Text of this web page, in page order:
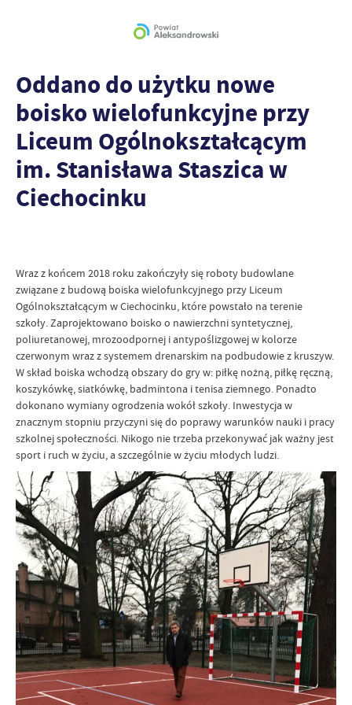
Oddano do użytku nowe
boisko wielofunkcyjne przy
Liceum Ogólnokształcącym
im. Stanisława Staszica w
Ciechocinku
Wraz z końcem 2018 roku zakończyły się roboty budowlane
związane z budową boiska wielofunkcyjnego przy Liceum
Ogólnokształcącym w Ciechocinku, które powstało na terenie
szkoły. Zaprojektowano boisko o nawierzchni syntetycznej,
poliuretanowej, mrozoodpornej i antypoślizgowej w kolorze
czerwonym wraz z systemem drenarskim na podbudowie z kruszyw.
W skład boiska wchodzą obszary do gry w: piłkę nożną, piłkę ręczną,
koszykówkę, siatkówkę, badmintona i tenisa ziemnego. Ponadto
dokonano wymiany ogrodzenia wokół szkoły. Inwestycja w
znacznym stopniu przyczyni się do poprawy warunków nauki i pracy
szkolnej społeczności. Nikogo nie trzeba przekonywać jak ważny jest
sport i ruch w życiu, a szczególnie w życiu młodych ludzi.